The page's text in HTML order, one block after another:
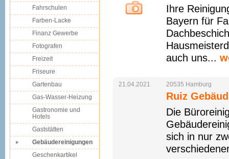
Ihre
Bayern für
auch uns...
21.04.2021 20535 Hamburg
Ruiz
Die
sich in nur
Fahrschulen
Farben-Lacke
Finanz Gewerbe
Fotografen
Freizeit
Friseure
Gartenbau
Gas-Wasser-Heizung
Gastronomie und
Hotels
Gaststätten
Gebäudereinigungen
Geschenkartikel